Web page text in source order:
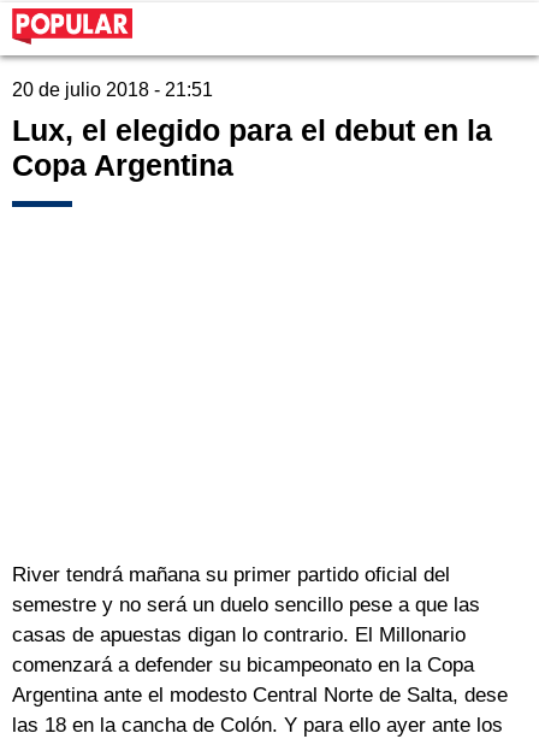
20 de julio 2018 - 21:51
Lux, el elegido para el debut en la
Copa Argentina
River tendrá mañana su primer partido oficial del
semestre y no será un duelo sencillo pese a que las
casas de apuestas digan lo contrario. El Millonario
comenzará a defender su bicampeonato en la Copa
Argentina ante el modesto Central Norte de Salta, dese
las 18 en la cancha de Colón. Y para ello ayer ante los